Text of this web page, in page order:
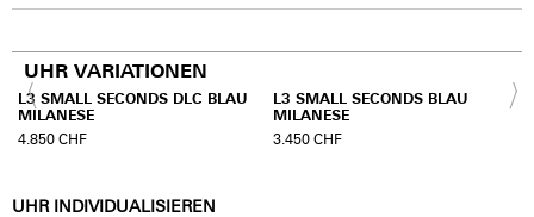
UHR VARIATIONEN
L3 SMALL SECONDS DLC BLAU
MILANESE
4.850CHF
L3 SMALL SECONDS BLAU
MILANESE
3.450CHF
UHR INDIVIDUALISIEREN